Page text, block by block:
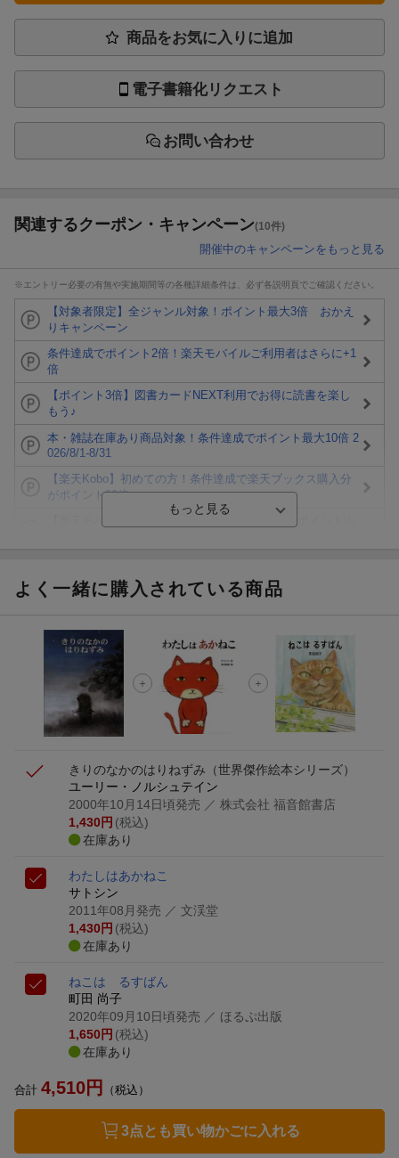
商品をお気に入りに追加
電子書籍化リクエスト
お問い合わせ
関連するクーポン・キャンペーン(10件)
開催中のキャンペーンをもっと見る
※エントリー必要の有無や実施期間等の各種詳細条件は、必ず各説明頁でご確認ください。
【対象者限定】全ジャンル対象！ポイント最大3倍 おかえ
りキャンペーン
条件達成でポイント2倍！楽天モバイルご利用者はさらに+1
倍
【ポイント3倍】図書カードNEXT利用でお得に読書を楽し
もう♪
本・雑誌在庫あり商品対象！条件達成でポイント最大10倍 2
026/8/1-8/31
【楽天Kobo】初めての方！条件達成で楽天ブックス購入分
がポイント20倍
ト山分け
エントリー＆3,000円以上購入で無料データSIM（3GB/月プ
ラン）が当たる！
楽天モバイル紹介キャンペーンの拡散で300円OFFクーポン
よく一緒に購入されている商品
きりのなかのはりねずみ （世界傑作絵本シリーズ）
ユーリー・ノルシュテイン
2000年10月14日頃発売 ／ 株式会社 福音館書店
1,430円 (税込)
在庫あり
わたしはあかねこ
サトシン
2011年08月発売 ／ 文渓堂
1,430円 (税込)
在庫あり
ねこは るすばん
町田 尚子
2020年09月10日頃発売 ／ ほるぷ出版
1,650円 (税込)
在庫あり
合計 4,510円 （税込）
3点とも買い物かごに入れる